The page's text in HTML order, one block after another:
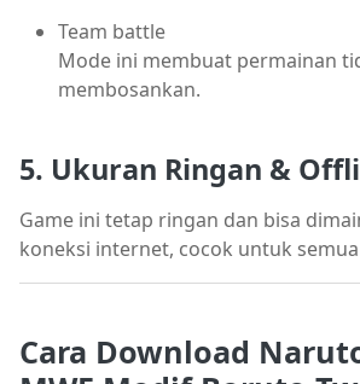
Team battle
Mode ini membuat permainan
membosankan.
5. Ukuran Ringan &
Game ini tetap ringan dan bisa
koneksi internet, cocok untuk
Cara Download